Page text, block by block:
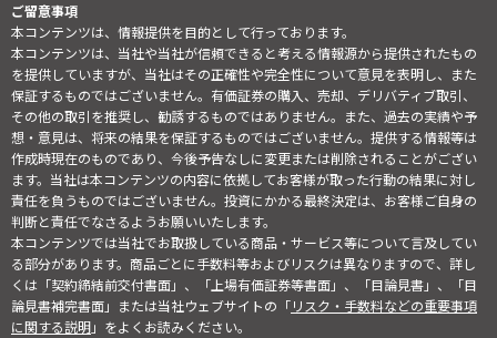
ご留意事項
本コンテンツは、情報提供を目的として行っております。
本コンテンツは、当社や当社が信頼できると考える情報源から提供されたもの
を提供していますが、当社はその正確性や完全性について意見を表明し、また
保証するものではございません。有価証券の購入、売却、デリバティブ取引、
その他の取引を推奨し、勧誘するものではありません。また、過去の実績や予
想・意見は、将来の結果を保証するものではございません。提供する情報等は
作成時現在のものであり、今後予告なしに変更または削除されることがござい
ます。当社は本コンテンツの内容に依拠してお客様が取った行動の結果に対し
責任を負うものではございません。投資にかかる最終決定は、お客様ご自身の
判断と責任でなさるようお願いいたします。
本コンテンツでは当社でお取扱している商品・サービス等について言及してい
る部分があります。商品ごとに手数料等およびリスクは異なりますので、詳し
くは「契約締結前交付書面」、「上場有価証券等書面」、「目論見書」、「目
論見書補完書面」または当社ウェブサイトの「リスク・手数料などの重要事項
に関する説明」をよくお読みください。